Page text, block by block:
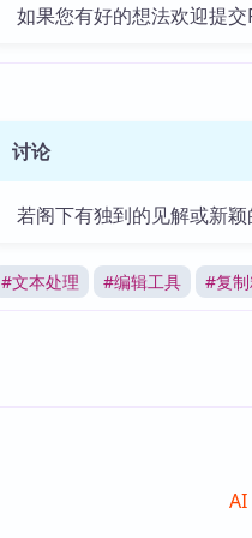
如果您有好的想法欢迎提交
讨论
若阁下有独到的见解或新
#文本处理 #编辑工具 #复
AI